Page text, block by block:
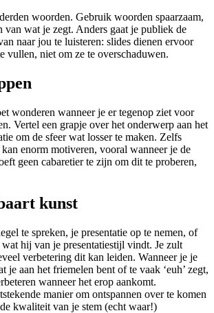
woorden. Gebruik woorden spaarzaam,
van wat je zegt. Anders gaat je publiek de
naar jou te luisteren: slides dienen ervoor
vullen, niet om ze te overschaduwen.
wonderen wanneer je er tegenop ziet voor
Vertel een grapje over het onderwerp aan het
om de sfeer wat losser te maken. Zelfs
enorm motiveren, vooral wanneer je de
geen cabaretier te zijn om dit te proberen,
kunst
te spreken, je presentatie op te nemen, of
hij van je presentatiestijl vindt. Je zult
verbetering dit kan leiden. Wanneer je je
je aan het friemelen bent of te vaak ‘euh’ zegt,
wanneer het erop aankomt.
manier om ontspannen over te komen
kwaliteit van je stem (echt waar!)